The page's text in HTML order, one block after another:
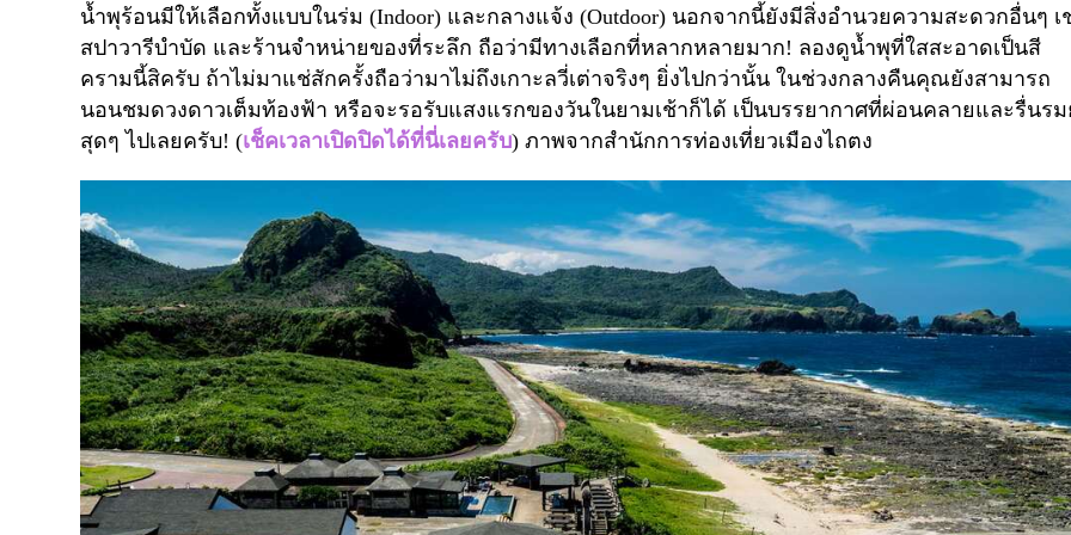
น้ำพุร้อนมีให้เลือกทั้งแบบในร่ม (Indoor) และกลางแจ้ง (Outdoor) นอกจากนี้ยังมีสิ่งอำนวยความสะดวกอื่นๆ เ
สปาวารีบำบัด และร้านจำหน่ายของที่ระลึก ถือว่ามีทางเลือกที่หลากหลายมาก! ลองดูน้ำพุที่ใสสะอาดเป็นสี
ครามนี้สิครับ ถ้าไม่มาแช่สักครั้งถือว่ามาไม่ถึงเกาะลวี่เต่าจริงๆ ยิ่งไปกว่านั้น ในช่วงกลางคืนคุณยังสามารถ
นอนชมดวงดาวเต็มท้องฟ้า หรือจะรอรับแสงแรกของวันในยามเช้าก็ได้ เป็นบรรยากาศที่ผ่อนคลายและรื่นร
สุดๆ ไปเลยครับ! (เช็คเวลาเปิดปิดได้ที่นี่เลยครับ) ภาพจากสำนักการท่องเที่ยวเมืองไถตง